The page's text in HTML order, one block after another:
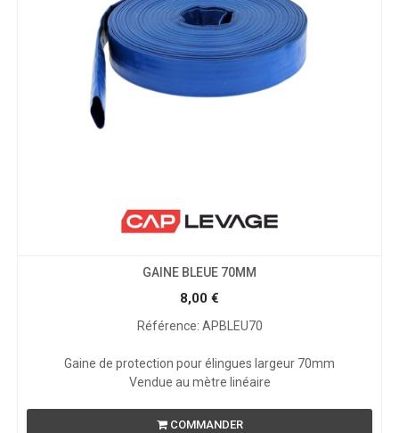
GAINE BLEUE 70MM
8,00 €
Référence: APBLEU70
Gaine de protection pour élingues largeur 70mm
Vendue au mètre linéaire
COMMANDER